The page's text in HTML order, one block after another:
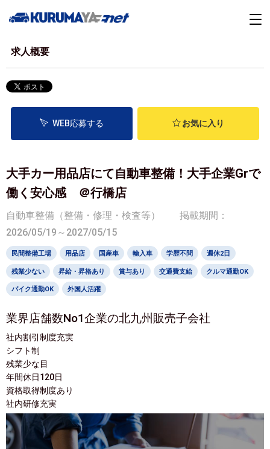
求人概要
WEB応募する お気に入り
大手カー用品店にて自動車整備！大手企業Grで
働く安心感 ＠行橋店
自動車整備（整備・修理・検査等）
掲載期間：
2026/05/19～2027/05/15
民間整備工場 用品店 国産車 輸入車 学歴不問 週休2日
残業少ない 昇給・昇格あり 賞与あり 交通費支給 クルマ通勤OK
バイク通勤OK 外国人活躍
業界店舗数No1企業の北九州販売子会社
社内割引制度充実
シフト制
残業少な目
年間休日120日
資格取得制度あり
社内研修充実